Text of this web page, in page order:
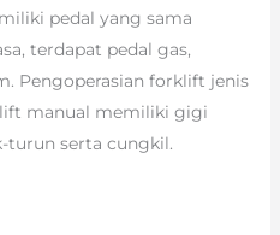
pedal yang sama
terdapat pedal gas,
Pengoperasian forklift jenis
manual memiliki gigi
turun serta cungkil.